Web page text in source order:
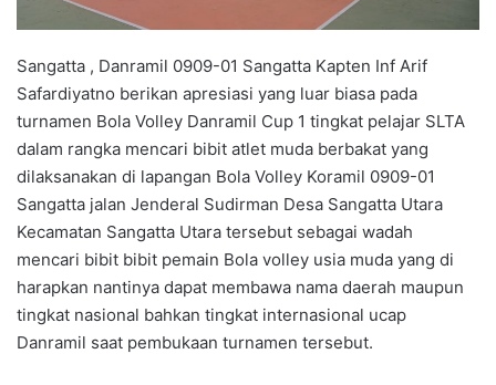
Sangatta , Danramil 0909-01 Sangatta Kapten Inf Arif
Safardiyatno berikan apresiasi yang luar biasa pada
turnamen Bola Volley Danramil Cup 1 tingkat pelajar SLTA
dalam rangka mencari bibit atlet muda berbakat yang
dilaksanakan di lapangan Bola Volley Koramil 0909-01
Sangatta jalan Jenderal Sudirman Desa Sangatta Utara
Kecamatan Sangatta Utara tersebut sebagai wadah
mencari bibit bibit pemain Bola volley usia muda yang di
harapkan nantinya dapat membawa nama daerah maupun
tingkat nasional bahkan tingkat internasional ucap
Danramil saat pembukaan turnamen tersebut.